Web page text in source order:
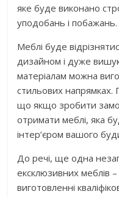
яке буде виконано
уподобань і побажань.
Меблі буде
дизайном і дуже
матеріалам можна
стильових
що якщо зробити
отримати меблі, яка
інтер’єром вашого
До речі, ще одна
ексклюзивних меблів –
виготовленні